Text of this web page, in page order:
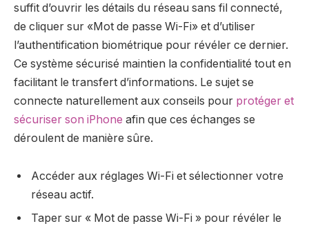
suffit d’ouvrir les détails du réseau sans fil connecté,
de cliquer sur «Mot de passe Wi-Fi» et d’utiliser
l’authentification biométrique pour révéler ce dernier.
Ce système sécurisé maintien la confidentialité tout en
facilitant le transfert d’informations. Le sujet se
connecte naturellement aux conseils pour protéger et
sécuriser son iPhone afin que ces échanges se
déroulent de manière sûre.
Accéder aux réglages Wi-Fi et sélectionner votre
réseau actif.
Taper sur « Mot de passe Wi-Fi » pour révéler le